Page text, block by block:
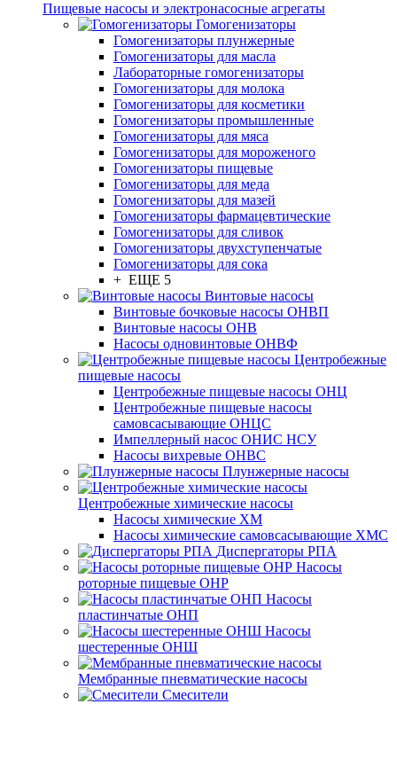
Пищевые насосы и электронасосные агрегаты
Гомогенизаторы
Гомогенизаторы плунжерные
Гомогенизаторы для масла
Лабораторные гомогенизаторы
Гомогенизаторы для молока
Гомогенизаторы для косметики
Гомогенизаторы промышленные
Гомогенизаторы для мяса
Гомогенизаторы для мороженого
Гомогенизаторы пищевые
Гомогенизаторы для меда
Гомогенизаторы для мазей
Гомогенизаторы фармацевтические
Гомогенизаторы для сливок
Гомогенизаторы двухступенчатые
Гомогенизаторы для сока
+ ЕЩЕ 5
Винтовые насосы
Винтовые бочковые насосы ОНВП
Винтовые насосы ОНВ
Насосы одновинтовые ОНВФ
Центробежные
пищевые насосы
Центробежные пищевые насосы ОНЦ
Центробежные пищевые насосы
самовсасывающие ОНЦС
Импеллерный насос ОНИС НСУ
Насосы вихревые ОНВС
Плунжерные насосы
Центробежные химические насосы
Насосы химические ХМ
Насосы химические самовсасывающие ХМС
Диспергаторы РПА
Насосы
роторные пищевые ОНР
Насосы
пластинчатые ОНП
Насосы
шестеренные ОНШ
Мембранные пневматические насосы
Смесители